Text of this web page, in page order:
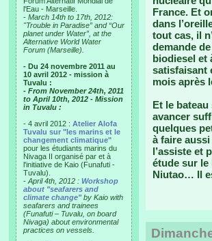
l'Eau - Marseille.
- March 14th to 17th, 2012:
"Trouble in Paradise” and “Our
planet under Water”, at the
Alternative World Water
Forum (Marseille).
- Du 24 novembre 2011 au
10 avril 2012 - mission à
Tuvalu :
- From November 24th, 2011
to April 10th, 2012 - Mission
in Tuvalu :
- 4 avril 2012 : Atelier Alofa
Tuvalu sur "les marins et le
changement climatique"
pour les étudiants marins du
Nivaga II organisé par et à
l'initiative de Kaio (Funafuti -
Tuvalu).
- April 4th, 2012 : Workshop
about "seafarers and
climate change"by Kaio with
seafarers and trainees
(Funafuti – Tuvalu, on board
Nivaga) about environmental
practices on vessels.
France. Et
dans
tout cas, il
demande
biodiesel et
satisfaisant
mois après
Et le
avancer
quelques
à faire
l’assiste et
étude sur le
Niutao… Il